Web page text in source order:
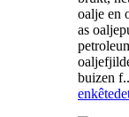
oalje en
as
buizen
enkête